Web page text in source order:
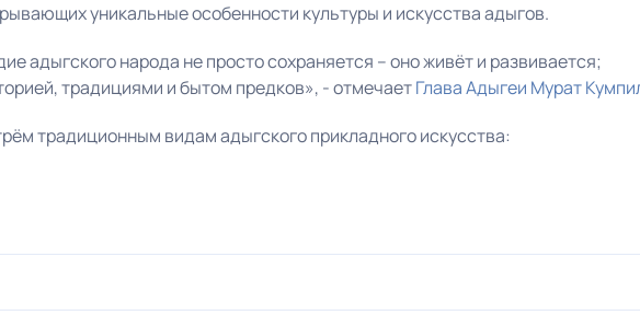
уникальные особенности культуры и искусства адыгов.
адыгского народа не просто сохраняется – оно живёт и развивается;
традициями и бытом предков», - отмечаетГлава Адыгеи Мурат
традиционным видам адыгского прикладного искусства: